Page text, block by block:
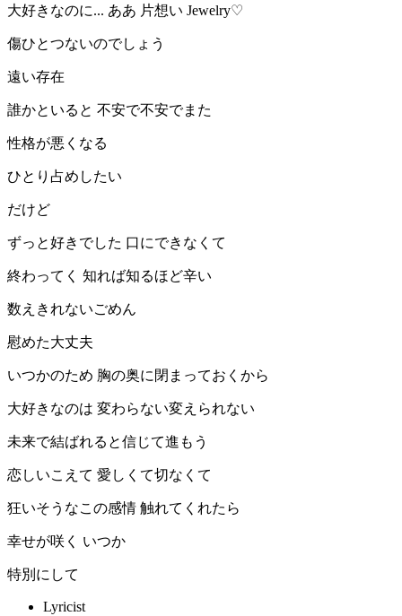
大好きなのに... ああ 片想い Jewelry♡
傷ひとつないのでしょう
遠い存在
誰かといると 不安で不安でまた
性格が悪くなる
ひとり占めしたい
だけど
ずっと好きでした 口にできなくて
終わってく 知れば知るほど辛い
数えきれないごめん
慰めた大丈夫
いつかのため 胸の奥に閉まっておくから
大好きなのは 変わらない変えられない
未来で結ばれると信じて進もう
恋しいこえて 愛しくて切なくて
狂いそうなこの感情 触れてくれたら
幸せが咲く いつか
特別にして
Lyricist